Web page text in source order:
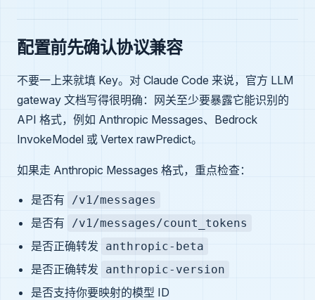
配置前先确认协议兼容
不要一上来就填 Key。对 Claude Code 来说，官方 LLM
gateway 文档写得很明确：网关至少要暴露它能识别的
API 格式，例如 Anthropic Messages、Bedrock
InvokeModel 或 Vertex rawPredict。
如果走 Anthropic Messages 格式，重点检查：
是否有 /v1/messages
是否有 /v1/messages/count_tokens
是否正确转发 anthropic-beta
是否正确转发 anthropic-version
是否支持你要映射的模型 ID